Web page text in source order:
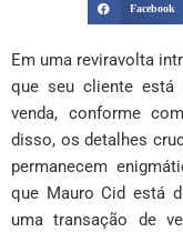
Facebook
Em uma reviravolta
que seu cliente está
venda, conforme
disso, os detalhes
permanecem
que Mauro Cid está
uma transação de